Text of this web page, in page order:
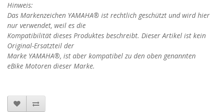
Hinweis:
Das Markenzeichen YAMAHA® ist rechtlich geschützt und wird hier
nur verwendet, weil es die
Kompatibilität dieses Produktes beschreibt. Dieser Artikel ist kein
Original-Ersatzteil der
Marke YAMAHA®, ist aber kompatibel zu den oben genannten
eBike Motoren dieser Marke.